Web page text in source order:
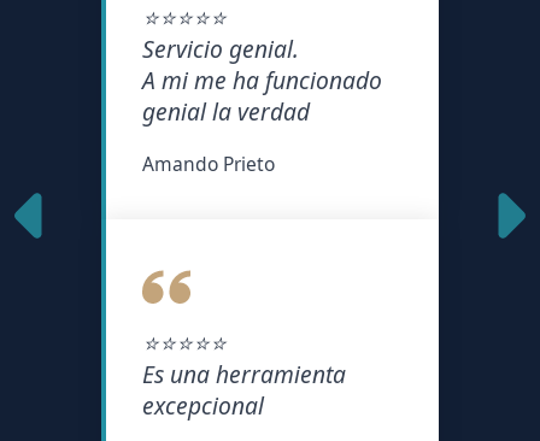
⭐⭐⭐⭐⭐
Servicio genial.
A mi me ha funcionado
genial la verdad
Amando Prieto
⭐⭐⭐⭐⭐
Es una herramienta
excepcional